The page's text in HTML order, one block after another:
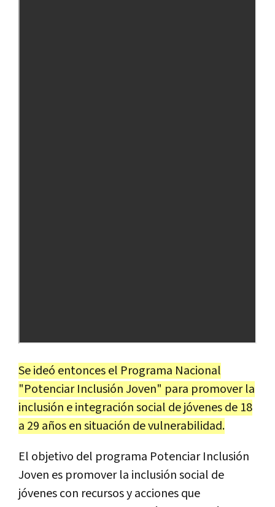
Se ideó entonces el Programa Nacional
"Potenciar Inclusión Joven" para promover la
inclusión e integración social de jóvenes de 18
a 29 años en situación de vulnerabilidad.
El objetivo del programa Potenciar Inclusión
Joven es promover la inclusión social de
jóvenes con recursos y acciones que